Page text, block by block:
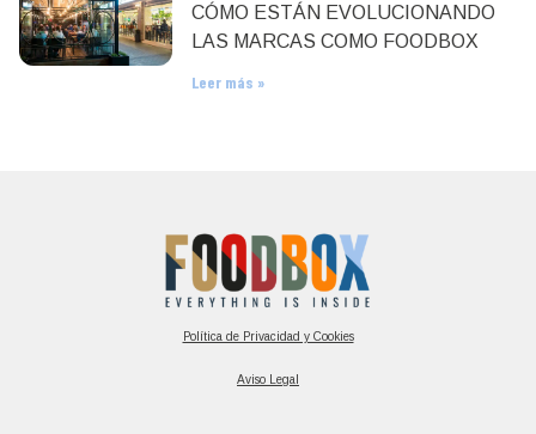
CÓMO ESTÁN EVOLUCIONANDO
LAS MARCAS COMO FOODBOX
Leer más »
Política de Privacidad y Cookies
Aviso Legal